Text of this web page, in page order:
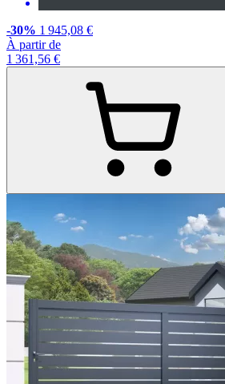
-30% 1 945,08 €
À partir de
1 361,56 €